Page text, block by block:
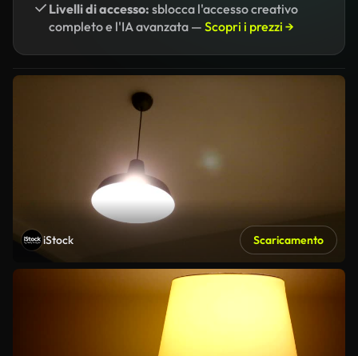
Livelli di accesso: sblocca l'accesso creativo
completo e l'IA avanzata — Scopri i prezzi →
iStock Scaricamento